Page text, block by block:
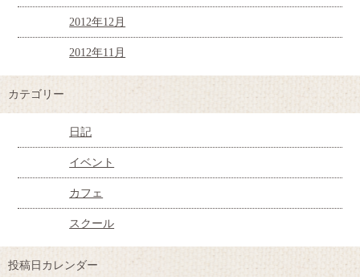
2012年12月
2012年11月
カテゴリー
日記
イベント
カフェ
スクール
投稿日カレンダー